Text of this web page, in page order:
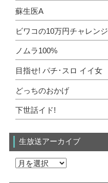
蘇生医A
ビワコの10万円チャレンジ
ノムラ100%
目指せ! パチ･スロ イイ女
どっちのおかげ
下世話イド!
生放送アーカイブ